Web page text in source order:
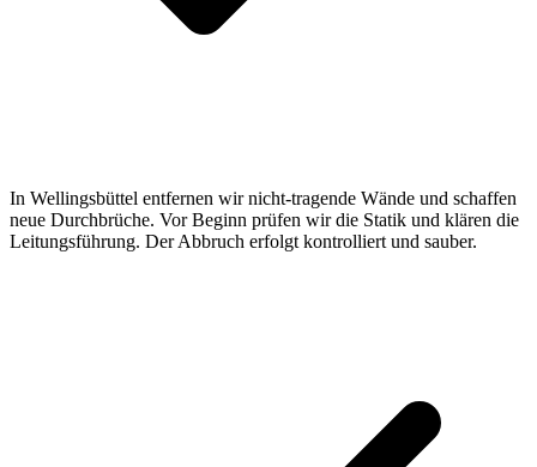
In Wellingsbüttel entfernen wir nicht-tragende Wände und schaffen
neue Durchbrüche. Vor Beginn prüfen wir die Statik und klären die
Leitungsführung. Der Abbruch erfolgt kontrolliert und sauber.